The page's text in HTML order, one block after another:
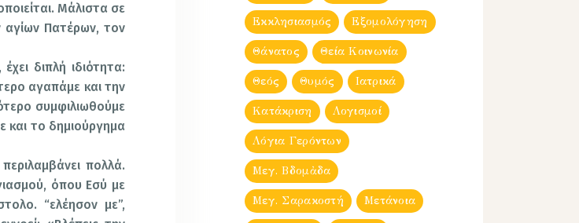
Μάλιστα σε
Πατέρων, τον
διπλή ιδιότητα:
αγαπάμε και την
συμφιλιωθούμε
και το δημιούργημα
πολλά.
όπου Εσύ με
“ελέησον με”,
Εκκλησιασμός Εξομολόγηση
Θάνατος Θεία Κοινωνία
Θεός Θυμός Ιατρικά
Κατάκριση Λογισμοί
Λόγια Γερόντων
Μεγ. Βδομἀδα
Μεγ. Σαρακοστή Μετάνοια